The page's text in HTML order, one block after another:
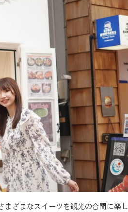
ざまなスイーツを観光の合間に楽し